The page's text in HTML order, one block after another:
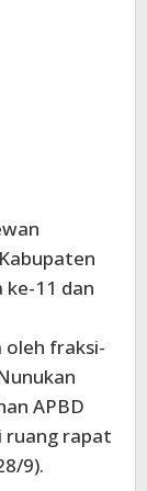
11 dan
oleh fraksi-
APBD
ruang rapat
9).